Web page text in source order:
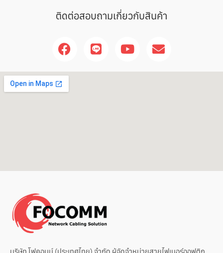
ติดต่อสอบถามเกี่ยวกับสินค้า
F
a
c
e
b
L
i
n
Y
o
u
E
n
v